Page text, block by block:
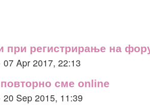
при регистрирање на
07 Apr 2017, 22:13
сме online
20 Sep 2015, 11:39